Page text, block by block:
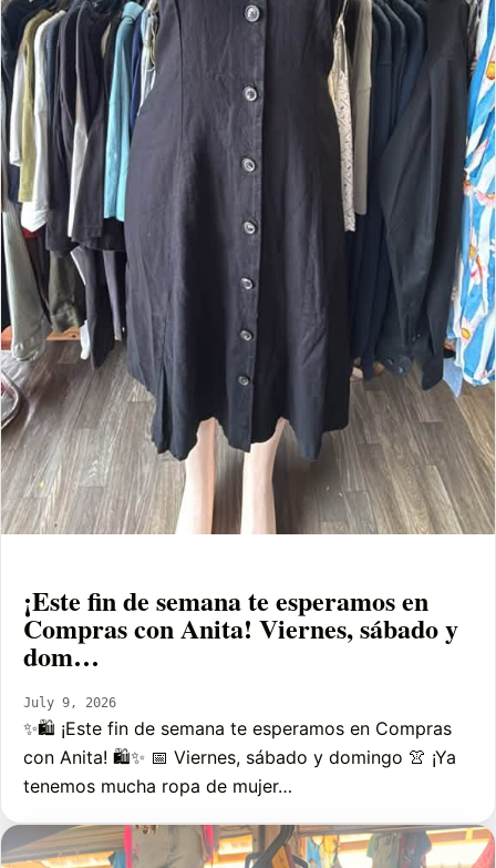
¡Este fin de semana te esperamos en
Compras con Anita! Viernes, sábado y
dom…
July 9, 2026
✨🛍️ ¡Este fin de semana te esperamos en Compras
con Anita! 🛍️✨ 📅 Viernes, sábado y domingo 👚 ¡Ya
tenemos mucha ropa de mujer…